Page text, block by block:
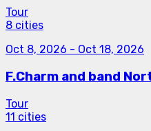
Tour
8 cities
Oct 8, 2026 - Oct 18, 2026
F.Charm and band
Tour
11 cities